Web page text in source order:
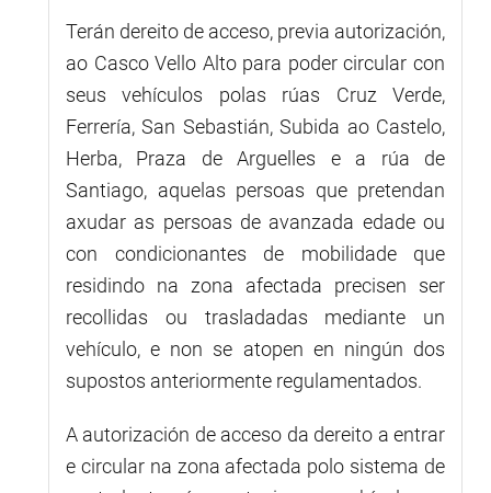
Terán dereito de acceso, previa autorización,
ao Casco Vello Alto para poder circular con
seus vehículos polas rúas Cruz Verde,
Ferrería, San Sebastián, Subida ao Castelo,
Herba, Praza de Arguelles e a rúa de
Santiago, aquelas persoas que pretendan
axudar as persoas de avanzada edade ou
con condicionantes de mobilidade que
residindo na zona afectada precisen ser
recollidas ou trasladadas mediante un
vehículo, e non se atopen en ningún dos
supostos anteriormente regulamentados.
A autorización de acceso da dereito a entrar
e circular na zona afectada polo sistema de